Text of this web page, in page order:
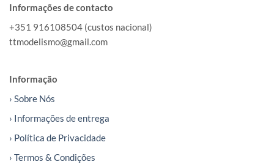
Informações de contacto
+351 916108504 (custos nacional)
ttmodelismo@gmail.com
Informação
› Sobre Nós
› Informações de entrega
› Política de Privacidade
› Termos & Condições